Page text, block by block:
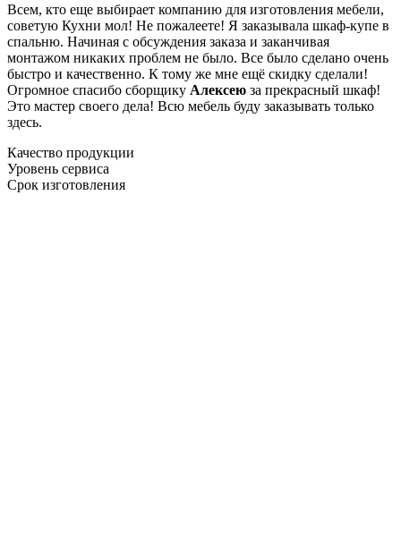
Всем, кто еще выбирает компанию для изготовления мебели,
советую Кухни мол! Не пожалеете! Я заказывала шкаф-купе в
спальню. Начиная с обсуждения заказа и заканчивая
монтажом никаких проблем не было. Все было сделано очень
быстро и качественно. К тому же мне ещё скидку сделали!
Огромное спасибо сборщику Алексею за прекрасный шкаф!
Это мастер своего дела! Всю мебель буду заказывать только
здесь.
Качество продукции
Уровень сервиса
Срок изготовления